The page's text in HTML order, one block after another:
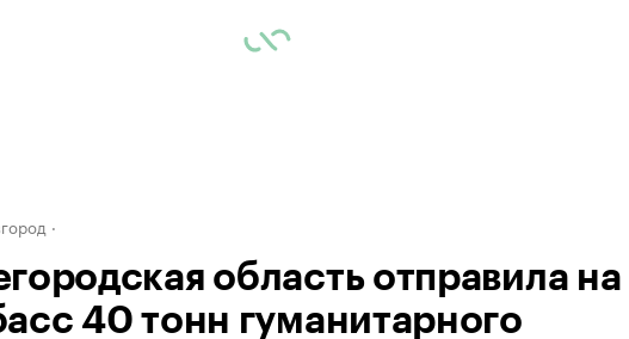
область отправила на
40 тонн гуманитарного